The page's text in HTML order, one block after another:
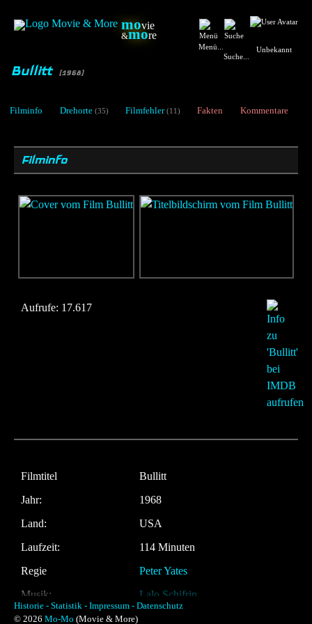
movie
&more
Menü...
Suche...
Unbekannt
Bullitt [1968]
Filminfo Drehorte (35) Filmfehler (11) Fakten Kommentare
Filminfo
Aufrufe: 17.617
Filmtitel
Bullitt
Jahr:
1968
Land:
USA
Laufzeit:
114 Minuten
Regie
Peter Yates
Musik:
Lalo Schifrin
Historie - Statistik - Impressum - Datenschutz
© 2026 Mo-Mo (Movie & More)